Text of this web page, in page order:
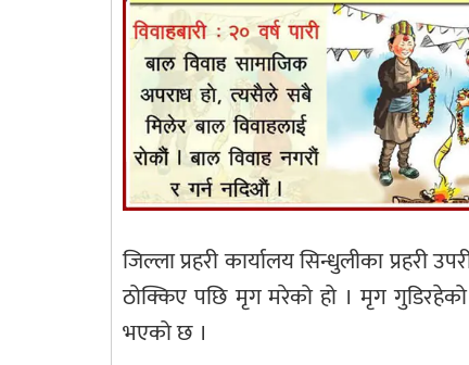
जिल्ला प्रहरी कार्यालय सिन्धुलीका
ठोक्किए पछि मृग मरेको हो । मृग
भएको छ ।